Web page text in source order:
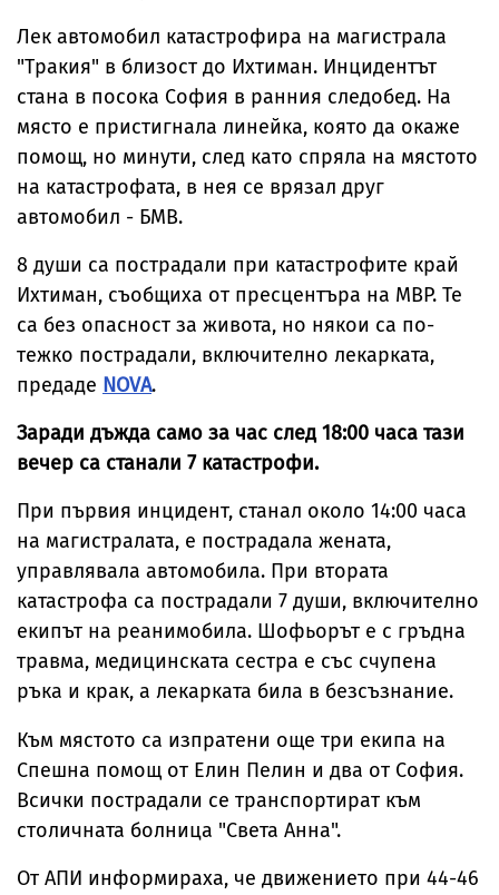
Лек автомобил катастрофира на магистрала
"Тракия" в близост до Ихтиман. Инцидентът
стана в посока София в ранния следобед. На
място е пристигнала линейка, която да окаже
помощ, но минути, след като спряла на мястото
на катастрофата, в нея се врязал друг
автомобил - БМВ.
8 души са пострадали при катастрофите край
Ихтиман, съобщиха от пресцентъра на МВР. Те
са без опасност за живота, но някои са по-
тежко пострадали, включително лекарката,
предаде NOVA.
Заради дъжда само за час след 18:00 часа тази
вечер са станали 7 катастрофи.
При първия инцидент, станал около 14:00 часа
на магистралата, е пострадала жената,
управлявала автомобила. При втората
катастрофа са пострадали 7 души, включително
екипът на реанимобила. Шофьорът е с гръдна
травма, медицинската сестра е със счупена
ръка и крак, а лекарката била в безсъзнание.
Към мястото са изпратени още три екипа на
Спешна помощ от Елин Пелин и два от София.
Всички пострадали се транспортират към
столичната болница "Света Анна".
От АПИ информираха, че движението при 44-46